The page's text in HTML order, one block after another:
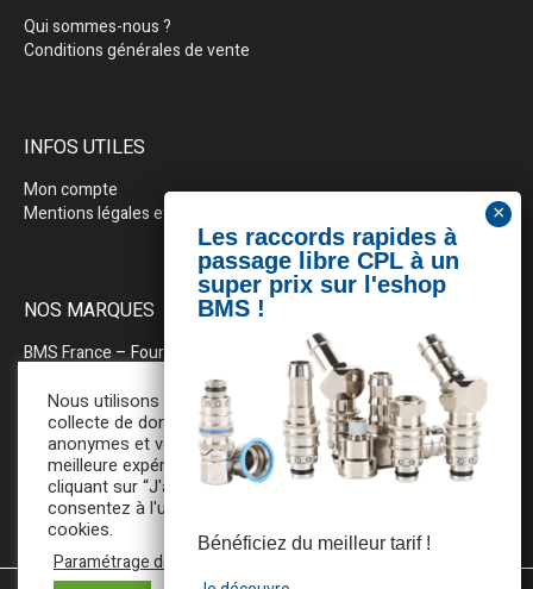
Qui sommes-nous ?
Conditions générales de vente
INFOS UTILES
Mon compte
Mentions légales et politique de confidentialité
NOS MARQUES
BMS France – Fournitures industrielles pour la plasturgie
BEWEPLAST– Machines & pérhiphériques
PRODOPTIM– Table d’entretien pour moules d’injection
Nous utilisons des cookies pour la
collecte de données statistiques
anonymes et vous assurer une
meilleure expérience de navigation. En
cliquant sur “J'accepte”, vous
consentez à l'utilisation de tous ces
cookies.
Paramétrage des cookies
Bénéficiez du meilleur tarif !